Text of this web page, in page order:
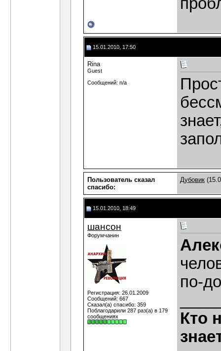
15.01.2010, 17:50
Rina
Guest
Сообщений: n/a
Пользователь сказал
cпасибо:
Дубовик
15.01.2010, 18:49
шансон
Форумчанин
Регистрация: 26.01.2009
Сообщений: 667
Сказал(а) спасибо: 359
Поблагодарили 287 раз(а) в 179
сообщениях
по-
Кто